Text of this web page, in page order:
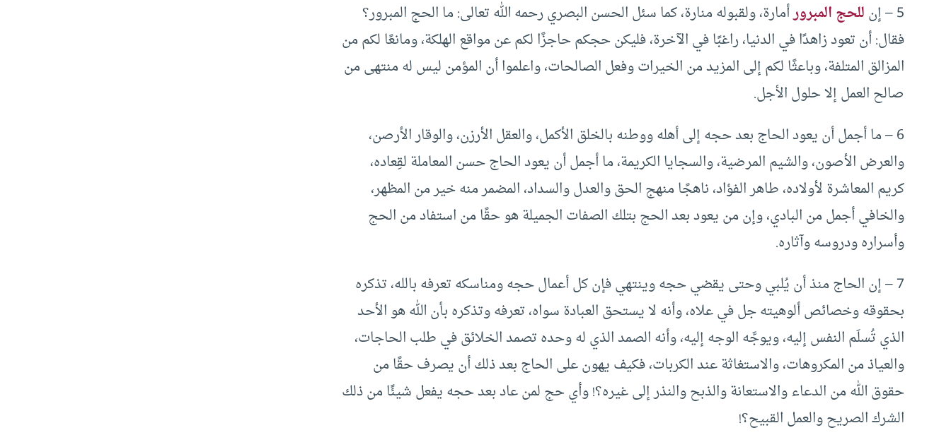
5 – إن
للحج المبرورأمارة، ولقبوله منارة، كما سئل الحسن البصري رحمه الله تعالى: ما الحج المبرور؟
فقال: أن تعود زاهدًا في الدنيا، راغبًا في الآخرة، فليكن حجكم حاجزًا لكم عن مواقع الهلكة، ومانعًا لكم من
المزالق المتلفة، وباعثًا لكم إلى المزيد من الخيرات وفعل الصالحات، واعلموا أن المؤمن ليس له منتهى من
صالح العمل إلا حلول الأجل.
6 – ما أجمل أن يعود الحاج بعد حجه إلى أهله ووطنه بالخلق الأكمل، والعقل الأرزن، والوقار الأرصن،
والعرض الأصون، والشيم المرضية، والسجايا الكريمة، ما أجمل أن يعود الحاج حسن المعاملة لقِعاده،
كريم المعاشرة لأولاده، طاهر الفؤاد، ناهجًا منهج الحق والعدل والسداد، المضمر منه خير من المظهر،
والخافي أجمل من البادي، وإن من يعود بعد الحج بتلك الصفات الجميلة هو حقًا من استفاد من الحج
وأسراره ودروسه وآثاره.
7 – إن الحاج منذ أن يُلبي وحتى يقضي حجه وينتهي فإن كل أعمال حجه ومناسكه تعرفه بالله، تذكره
بحقوقه وخصائص ألوهيته جل في علاه، وأنه لا يستحق العبادة سواه، تعرفه وتذكره بأن الله هو الأحد
الذي تُسلَم النفس إليه، ويوجَّه الوجه إليه، وأنه الصمد الذي له وحده تصمد الخلائق في طلب الحاجات،
والعياذ من المكروهات، والاستغاثة عند الكربات، فكيف يهون على الحاج بعد ذلك أن يصرف حقًا من
حقوق الله من الدعاء والاستعانة والذبح والنذر إلى غيره؟! وأي حج لمن عاد بعد حجه يفعل شيئًا من ذلك
الشرك الصريح والعمل القبيح؟!